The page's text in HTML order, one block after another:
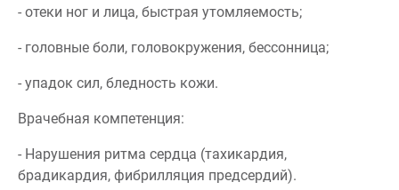
- отеки ног и лица, быстрая утомляемость;
- головные боли, головокружения, бессонница;
- упадок сил, бледность кожи.
Врачебная компетенция:
- Нарушения ритма сердца (тахикардия,
брадикардия, фибрилляция предсердий).